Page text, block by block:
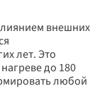
внешних
лет. Это
до 180
любой